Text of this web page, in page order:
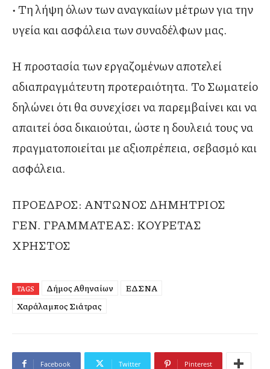
• Τη λήψη όλων των αναγκαίων μέτρων για την
υγεία και ασφάλεια των συναδέλφων μας.
Η προστασία των εργαζομένων αποτελεί
αδιαπραγμάτευτη προτεραιότητα. Το Σωματείο
δηλώνει ότι θα συνεχίσει να παρεμβαίνει και να
απαιτεί όσα δικαιούται, ώστε η δουλειά τους να
πραγματοποιείται με αξιοπρέπεια, σεβασμό και
ασφάλεια.
ΠΡΟΕΔΡΟΣ: ΑΝΤΩΝΟΣ ΔΗΜΗΤΡΙΟΣ
ΓΕΝ. ΓΡΑΜΜΑΤΕΑΣ: ΚΟΥΡΕΤΑΣ
ΧΡΗΣΤΟΣ
TAGS Δήμος Αθηναίων
ΕΔΣΝΑ
Χαράλαμπος Σιάτρας
Facebook Twitter Pinterest